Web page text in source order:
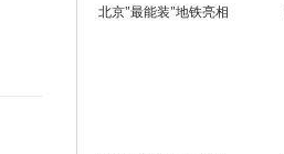
北京"最能装"地铁亮相